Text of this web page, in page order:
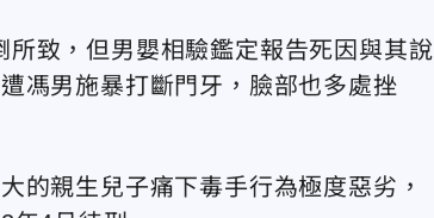
致，但男嬰相驗鑑定報告死因與其說
馮男施暴打斷門牙，臉部也多處挫
的親生兒子痛下毒手行為極度惡劣，